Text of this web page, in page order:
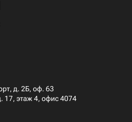
д. 2Б, оф. 63
17, этаж 4, офис 4074